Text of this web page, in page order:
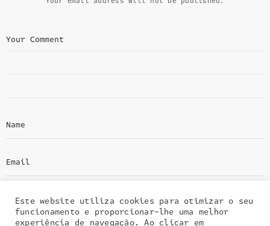
Este website utiliza cookies para otimizar o seu
funcionamento e proporcionar-lhe uma melhor
experiência de navegação. Ao clicar em